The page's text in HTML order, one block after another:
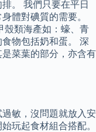
。 我們只要在平日
體對碘質的需要。
殼類海產如：蠔、青
物包括奶和蛋。 深
菜葉的部分，亦含有
敏，沒問題就放入安
玩起食材組合搭配。